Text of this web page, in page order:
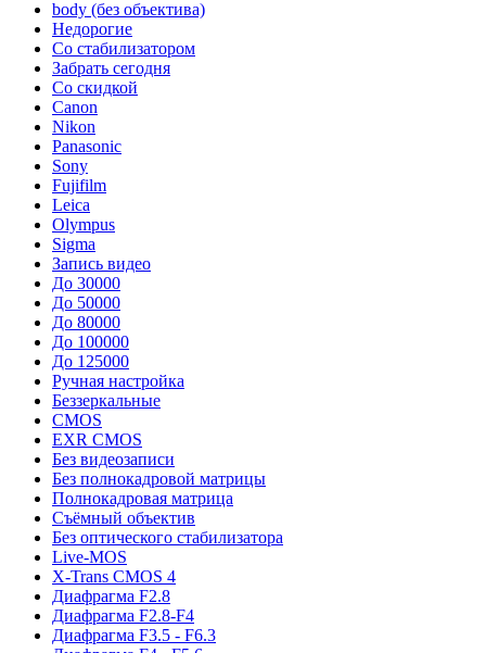
body (без объектива)
Недорогие
Со стабилизатором
Забрать сегодня
Со скидкой
Canon
Nikon
Panasonic
Sony
Fujifilm
Leica
Olympus
Sigma
Запись видео
До 30000
До 50000
До 80000
До 100000
До 125000
Ручная настройка
Беззеркальные
CMOS
EXR CMOS
Без видеозаписи
Без полнокадровой матрицы
Полнокадровая матрица
Съёмный объектив
Без оптического стабилизатора
Live-MOS
X-Trans CMOS 4
Диафрагма F2.8
Диафрагма F2.8-F4
Диафрагма F3.5 - F6.3